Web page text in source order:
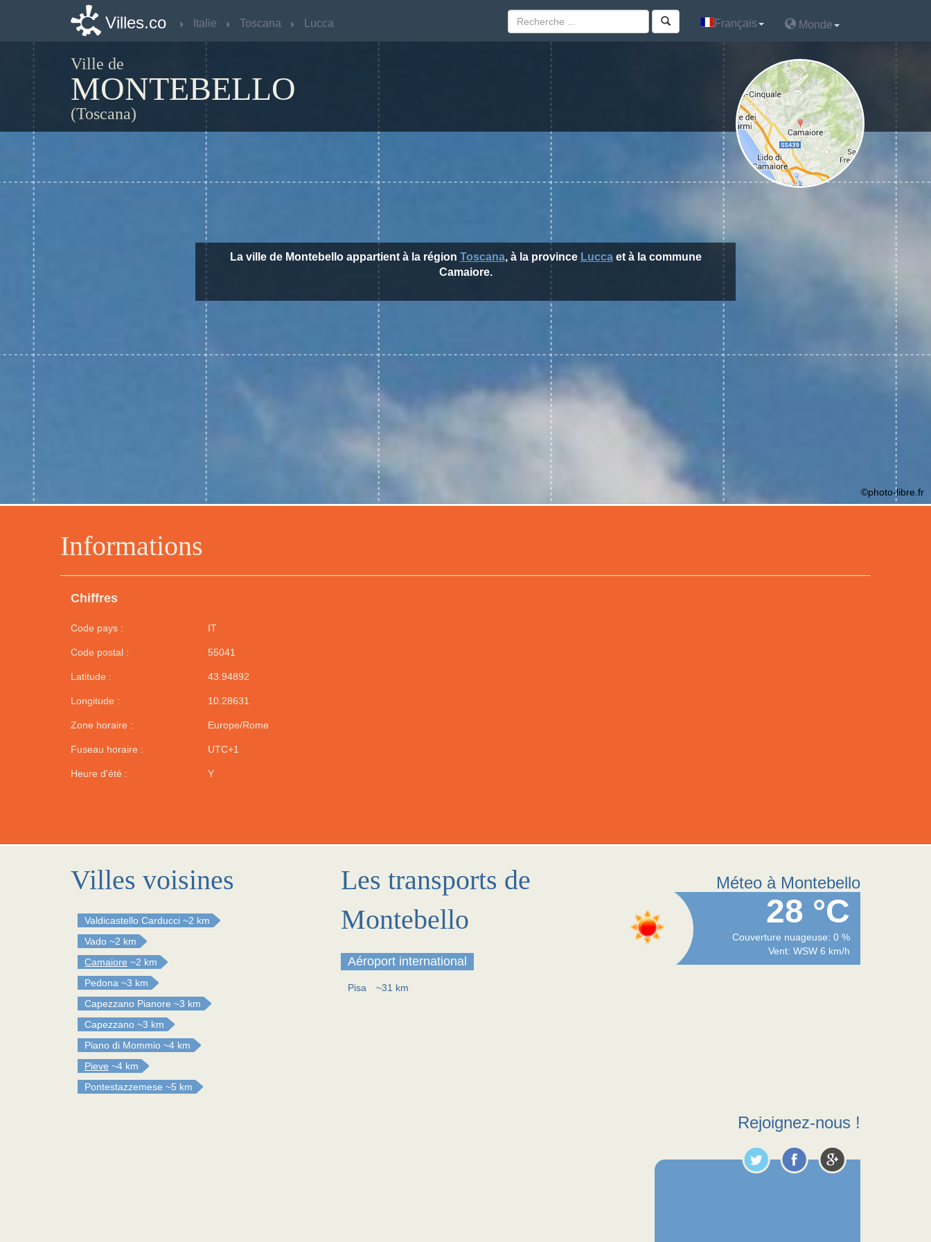
Villes.co Italie Toscana Lucca Français Monde
Ville de
MONTEBELLO
(Toscana)
Informations
Chiffres
Code pays : IT
Code postal : 55041
Latitude : 43.94892
Longitude : 10.28631
Zone horaire : Europe/Rome
Fuseau horaire : UTC+1
Heure d'été : Y
La ville de Montebello appartient à la région Toscana, à la province Luccaet à la commune
Camaiore.
©photo-libre.fr
Villes voisines
Valdicastello Carducci ~2 km
Vado ~2 km
Camaiore ~2 km
Pedona ~3 km
Capezzano Pianore ~3 km
Capezzano ~3 km
Piano di Mommio ~4 km
Pieve ~4 km
Pontestazzemese ~5 km
Les transports de
Montebello
Aéroport international
Pisa ~31 km
Méteo à Montebello
28 °C
Couverture nuageuse: 0 %
Vent: WSW 6 km/h
Rejoignez-nous !
Villes.co Italie Toscana Lucca Français Monde